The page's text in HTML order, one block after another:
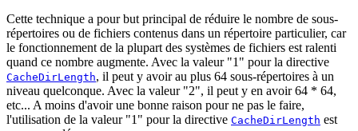
Cette technique a pour but principal de réduire le nombre de sous-
répertoires ou de fichiers contenus dans un répertoire particulier, car
le fonctionnement de la plupart des systèmes de fichiers est ralenti
quand ce nombre augmente. Avec la valeur "1" pour la directive
CacheDirLength, il peut y avoir au plus 64 sous-répertoires à un
niveau quelconque. Avec la valeur "2", il peut y en avoir 64 * 64,
etc... A moins d'avoir une bonne raison pour ne pas le faire,
l'utilisation de la valeur "1" pour la directive CacheDirLength est